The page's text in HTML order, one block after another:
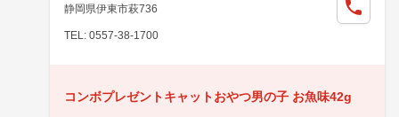
静岡県伊東市萩736
TEL: 0557-38-1700
コンボプレゼントキャットおやつ男の子 お魚味42g